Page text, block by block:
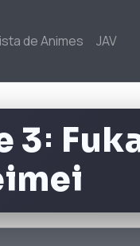
de Animes JAV
3꞉